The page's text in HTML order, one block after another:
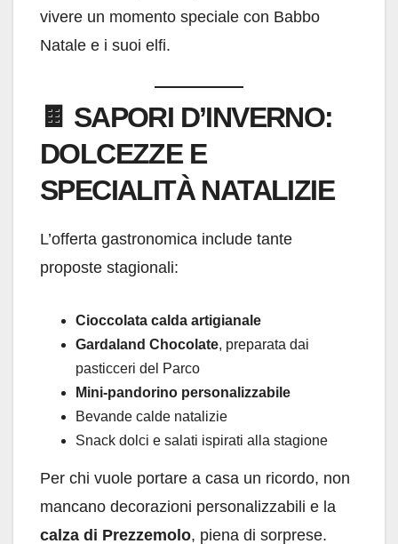
vivere un momento speciale con Babbo
Natale e i suoi elfi.
🍫 SAPORI D’INVERNO:
DOLCEZZE E
SPECIALITÀ NATALIZIE
L’offerta gastronomica include tante
proposte stagionali:
Cioccolata calda artigianale
Gardaland Chocolate, preparata dai
pasticceri del Parco
Mini-pandorino personalizzabile
Bevande calde natalizie
Snack dolci e salati ispirati alla stagione
Per chi vuole portare a casa un ricordo, non
mancano decorazioni personalizzabili e la
calza di Prezzemolo, piena di sorprese.